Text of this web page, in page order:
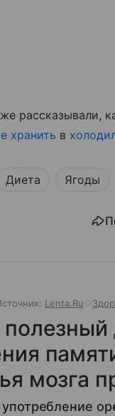
рассказывали,
хранить в
Диета Ягоды
Lenta.Ru
полезный
мозга
употребление